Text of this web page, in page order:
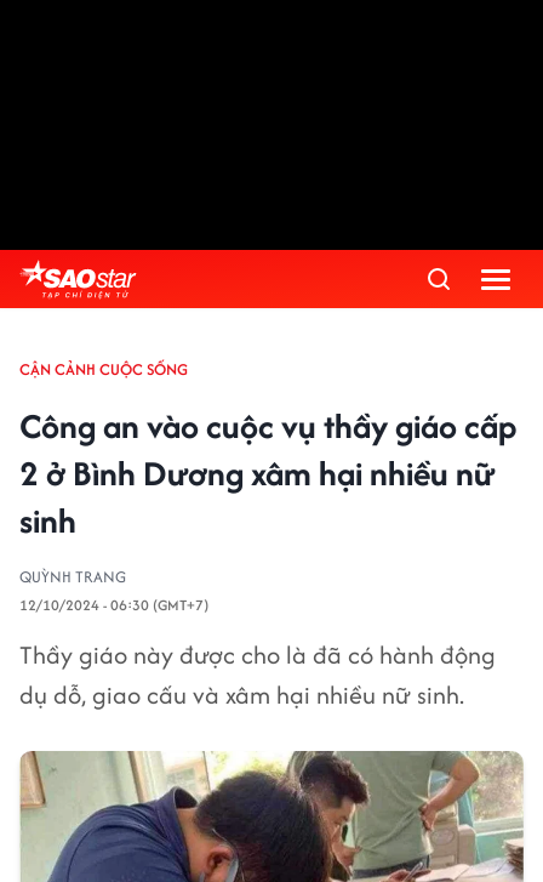
CẬN CẢNH CUỘC SỐNG
Công an vào cuộc vụ thầy giáo cấp
2 ở Bình Dương xâm hại nhiều nữ
sinh
QUỲNH TRANG
12/10/2024 - 06:30 (GMT+7)
Thầy giáo này được cho là đã có hành động
dụ dỗ, giao cấu và xâm hại nhiều nữ sinh.